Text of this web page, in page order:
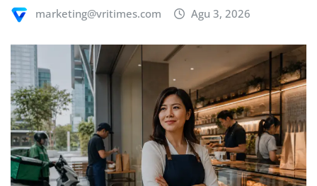
marketing@vritimes.com Agu 3, 2026